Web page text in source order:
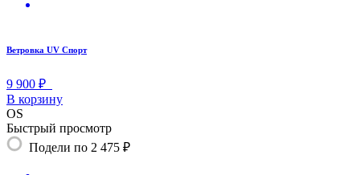
Ветровка UV Спорт
9 900 ₽
В корзину
OS
Быстрый просмотр
Подели по 2 475 ₽